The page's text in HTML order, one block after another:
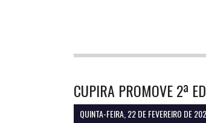
CUPIRA PROMOVE 2ª
QUINTA-FEIRA, 22 DE FEVEREIRO DE